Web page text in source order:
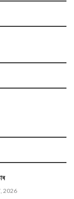
2026